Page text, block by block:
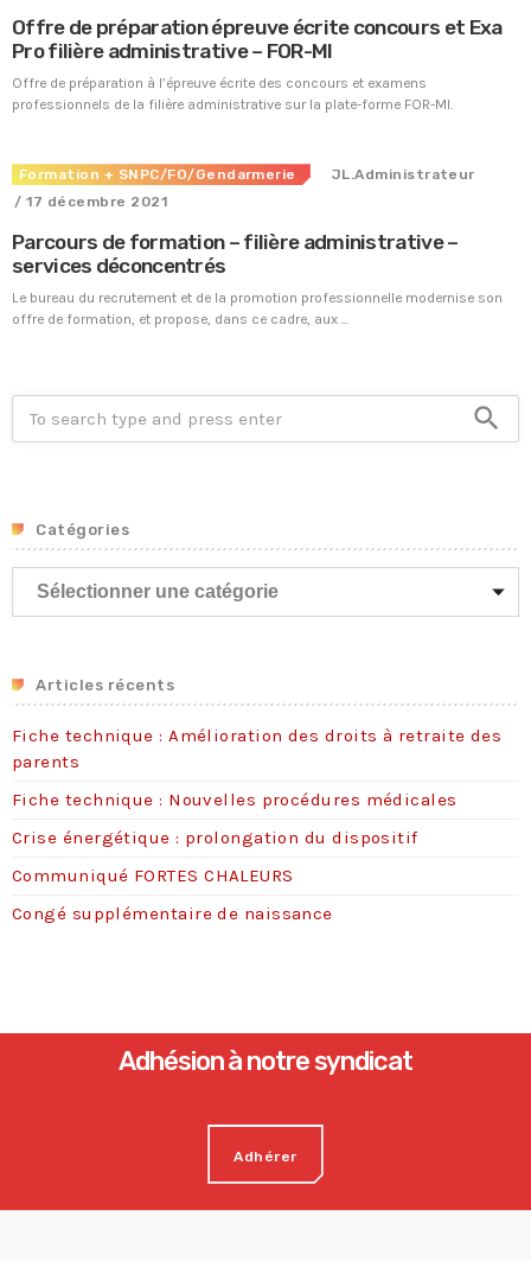
Offre de préparation épreuve écrite concours et Exa
Pro filière administrative – FOR-MI
Offre de préparation à l’épreuve écrite des concours et examens
professionnels de la filière administrative sur la plate-forme FOR-MI.
Formation + SNPC/FO/Gendarmerie
JL.Administrateur
/ 17 décembre 2021
Parcours de formation – filière administrative –
services déconcentrés
Le bureau du recrutement et de la promotion professionnelle modernise son
offre de formation, et propose, dans ce cadre, aux ...
search
Catégories
g
o
r
i
Articles récents
Fiche technique : Amélioration des droits à retraite des
parents
Fiche technique : Nouvelles procédures médicales
Crise énergétique : prolongation du dispositif
Communiqué FORTES CHALEURS
Congé supplémentaire de naissance
Adhésion à notre syndicat
Adhérer